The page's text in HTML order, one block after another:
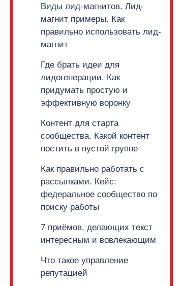
Виды лид-магнитов. Лид-
магнит примеры. Как
правильно использовать лид-
магнит
Где брать идеи для
лидогенерации. Как
придумать простую и
эффективную воронку
Контент для старта
сообщества. Какой контент
постить в пустой группе
Как правильно работать с
рассылками. Кейс:
федеральное сообщество по
поиску работы
7 приёмов, делающих текст
интересным и вовлекающим
Что такое управление
репутацией